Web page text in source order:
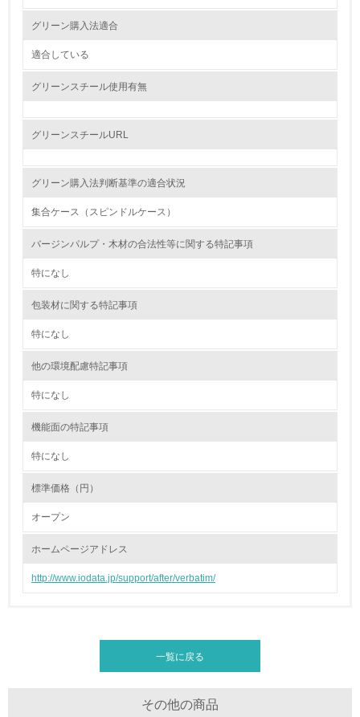
環境問題に関する従業員教育を行っている
自社に関係する主要な環境法規制を把握し、順守している
かしている
6.
従業員が環境方針に基づいて自分の業務の中で行うべき環
→ 導入している規格名
第三者認証を取得している
2.環境への取り組み
油、ガス）の使用量削減の取り組みを行っている
<L2> 資源とエネルギーの使用量の把握をし、具体的な削
グリーン購入法適合
適合している
グリーンスチール使用有無
グリーンスチールURL
グリーン購入法判断基準の適合状況
集合ケース（スピンドルケース）
バージンパルプ・木材の合法性等に関する特記事項
特になし
包装材に関する特記事項
特になし
他の環境配慮特記事項
特になし
機能面の特記事項
特になし
標準価格（円）
オープン
ホームページアドレス
http://www.iodata.jp/support/after/verbatim/
一覧に戻る
その他の商品